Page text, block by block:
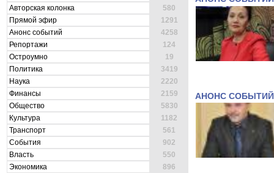
Авторская колонка
580
Прямой эфир
1291
Анонс событий
4258
Репортажи
124
Остроумно
19
Политика
3419
Наука
2220
Финансы
2159
Общество
5830
Культура
1182
Транспорт
561
События
902
Власть
550
Экономика
896
АНОНС СОБЫТИЙ